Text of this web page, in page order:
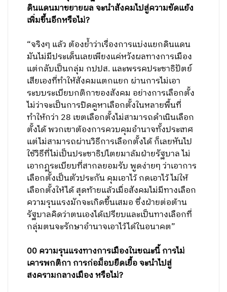
ดินแดนมาขยายผล จะนำสังคมไปสู่ความขัดแย้ง
เพิ่มขึ้นอีกหรือไม่?
“จริงๆ แล้ว ต้องย้ำว่าเรื่องการแบ่งแยกดินแดน
มันไม่มีประเด็นเลยเพียงแค่หวังผลทางการเมือง
แต่กลับเป็นกลุ่ม กปปส. และพรรคประชาธิปัตย์
เสียเองที่ทำให้สังคมแตกแยก ผ่านการไม่เอา
ระบบระเบียบกติกาของสังคม อย่างการเลือกตั้ง
ไม่ว่าจะเป็นการปิดคูหาเลือกตั้งในหลายพื้นที่
ทำให้กว่า 28 เขตเลือกตั้งไม่สามารถดำเนินเลือก
ตั้งได้ พวกเขาต้องการควบคุมอำนาจทั้งประเทศ
แต่ไม่สามารถผ่านวิธีการเลือกตั้งได้ ก็เลยหันไป
ใช้วิธีที่ไม่เป็นประชาธิปไตยมาล้มฝ่ายรัฐบาล ไม่
เอากฏระเบียบที่สากลยอมรับ พูดง่ายๆ ว่าเอาการ
เลือกตั้งเป็นตัวประกัน คุมเอาไว้ กดเอาไว้ ไม่ให้
เลือกตั้งให้ได้ สุดท้ายแล้วเมื่อสังคมไม่มีทางเลือก
ความรุนแรงมักจะเกิดขึ้นเสมอ ซึ่งฝ่ายต่อต้าน
รัฐบาลคิดว่าตนเองได้เปรียบและเป็นทางเลือกที่
กลุ่มตนจะรักษาอำนาจเอาไว้ได้ในอนาคต”
00 ความรุนแรงทางการเมืองในขณะนี้ การไม่
เคารพกติกา การก่อม็อบยืดเยื้อ จะนำไปสู่
สงครามกลางเมือง หรือไม่?